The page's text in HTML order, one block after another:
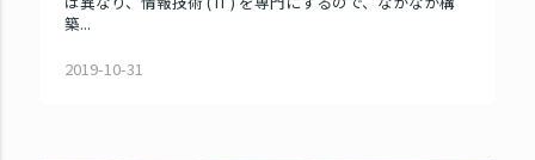
築...
2019-10-31